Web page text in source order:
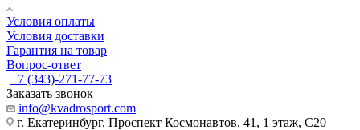
Условия оплаты
Условия доставки
Гарантия на товар
Вопрос-ответ
+7 (343)-271-77-73
Заказать звонок
info@kvadrosport.com
г. Екатеринбург, Проспект Космонавтов, 41, 1 этаж, С20